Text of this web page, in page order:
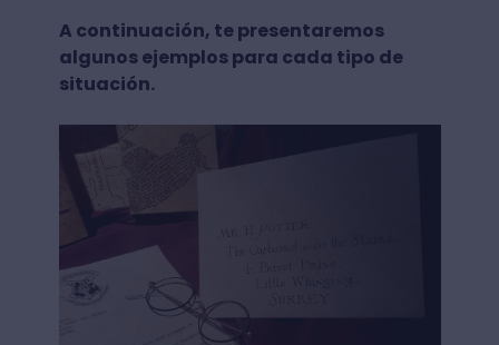
A continuación, te presentaremos
algunos ejemplos para cada tipo de
situación.